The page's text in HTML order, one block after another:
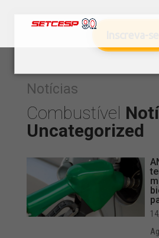
Notícias
Combustível
Uncategorized